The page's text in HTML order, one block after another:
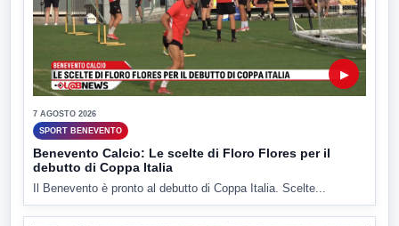
▶
7 AGOSTO 2026
SPORT BENEVENTO
Benevento Calcio: Le scelte di Floro Flores per il
debutto di Coppa Italia
Il Benevento è pronto al debutto di Coppa Italia. Scelte...